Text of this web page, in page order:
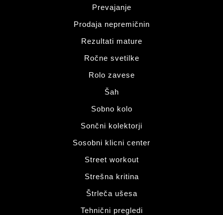
Prevajanje
Prodaja nepremičnin
Rezultati mature
Ročne svetilke
Rolo zavese
Šah
Sobno kolo
Sončni kolektorji
Sosobni klicni center
Street workout
Strešna kritina
Štrleča ušesa
Tehnični pregledi